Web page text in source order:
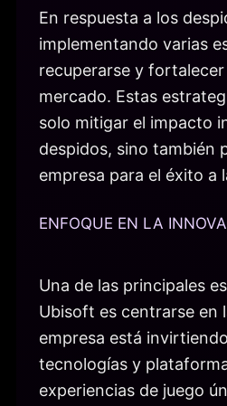
En respuesta a los
implementando varias
recuperarse y
mercado. Estas
solo mitigar el impacto
despidos, sino también
empresa para el éxito a
ENFOQUE EN LA
Una de las principales
Ubisoft es centrarse en
empresa está
tecnologías y
experiencias de juego